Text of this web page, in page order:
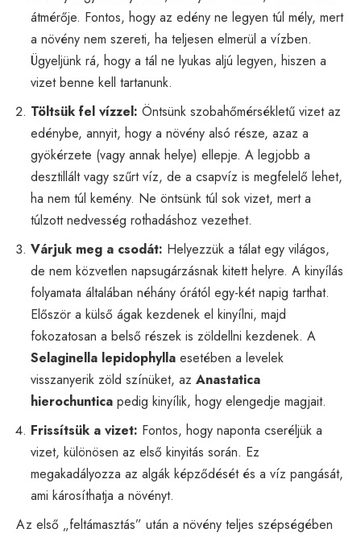
átmérője. Fontos, hogy az edény ne legyen túl mély, mert
a növény nem szereti, ha teljesen elmerül a vízben.
Ügyeljünk rá, hogy a tál ne lyukas aljú legyen, hiszen a
vizet benne kell tartanunk.
Töltsük fel vízzel: Öntsünk szobahőmérsékletű vizet az
edénybe, annyit, hogy a növény alsó része, azaz a
gyökérzete (vagy annak helye) ellepje. A legjobb a
desztillált vagy szűrt víz, de a csapvíz is megfelelő lehet,
ha nem túl kemény. Ne öntsünk túl sok vizet, mert a
túlzott nedvesség rothadáshoz vezethet.
Várjuk meg a csodát: Helyezzük a tálat egy világos,
de nem közvetlen napsugárzásnak kitett helyre. A kinyílás
folyamata általában néhány órától egy-két napig tarthat.
Először a külső ágak kezdenek el kinyílni, majd
fokozatosan a belső részek is zöldellni kezdenek. A
Selaginella lepidophylla esetében a levelek
visszanyerik zöld színüket, az Anastatica
hierochuntica pedig kinyílik, hogy elengedje magjait.
Frissítsük a vizet: Fontos, hogy naponta cseréljük a
vizet, különösen az első kinyitás során. Ez
megakadályozza az algák képződését és a víz pangását,
ami károsíthatja a növényt.
Az első „feltámasztás” után a növény teljes szépségében